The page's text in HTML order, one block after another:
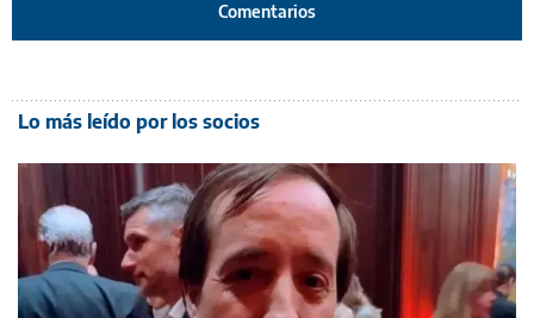
Comentarios
Lo más leído por los socios